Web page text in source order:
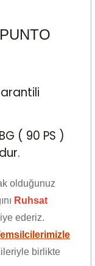
( 90 PS )
olduğunuz
Ruhsat
ederiz.
birlikte